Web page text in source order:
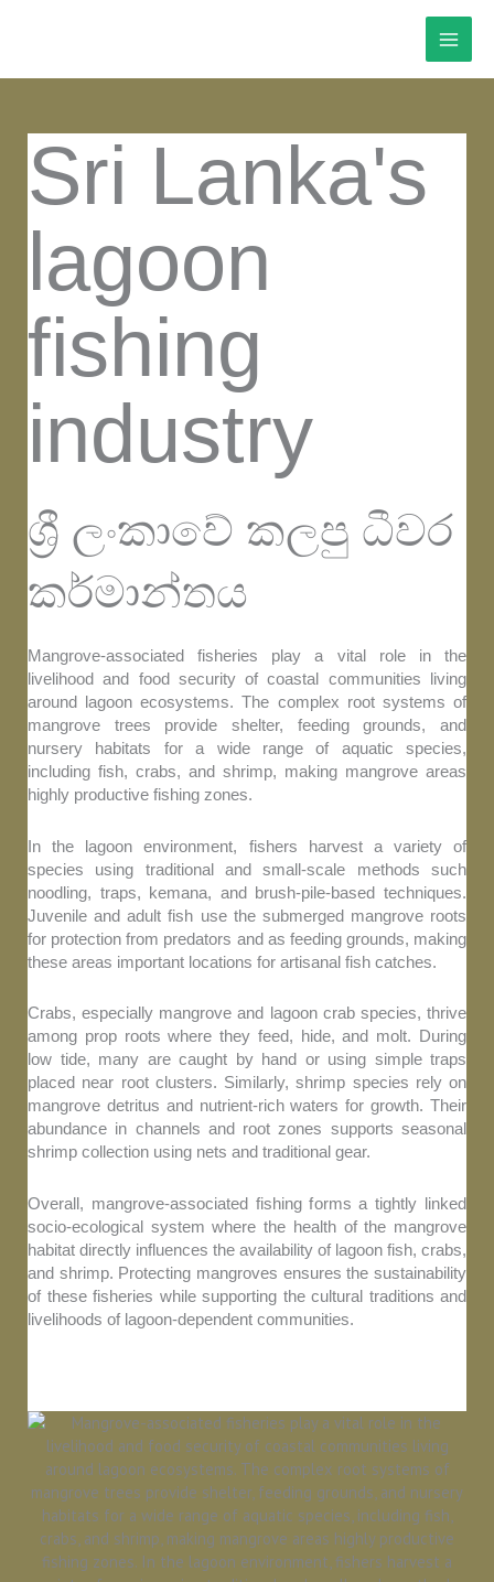
Sri Lanka's
lagoon
fishing
industry
ශ්‍රී ලංකාවේ කලපු ධීවර
කර්මාන්තය
Mangrove-associated fisheries play a vital role in the
livelihood and food security of coastal communities living
around lagoon ecosystems. The complex root systems of
mangrove trees provide shelter, feeding grounds, and
nursery habitats for a wide range of aquatic species,
including fish, crabs, and shrimp, making mangrove areas
highly productive fishing zones.
In the lagoon environment, fishers harvest a variety of
species using traditional and small-scale methods such
noodling, traps, kemana, and brush-pile-based techniques.
Juvenile and adult fish use the submerged mangrove roots
for protection from predators and as feeding grounds, making
these areas important locations for artisanal fish catches.
Crabs, especially mangrove and lagoon crab species, thrive
among prop roots where they feed, hide, and molt. During
low tide, many are caught by hand or using simple traps
placed near root clusters. Similarly, shrimp species rely on
mangrove detritus and nutrient-rich waters for growth. Their
abundance in channels and root zones supports seasonal
shrimp collection using nets and traditional gear.
Overall, mangrove-associated fishing forms a tightly linked
socio-ecological system where the health of the mangrove
habitat directly influences the availability of lagoon fish, crabs,
and shrimp. Protecting mangroves ensures the sustainability
of these fisheries while supporting the cultural traditions and
livelihoods of lagoon-dependent communities.